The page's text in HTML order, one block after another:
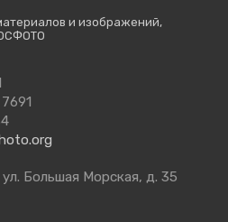
и изображений,
Большая Морская, д. 35